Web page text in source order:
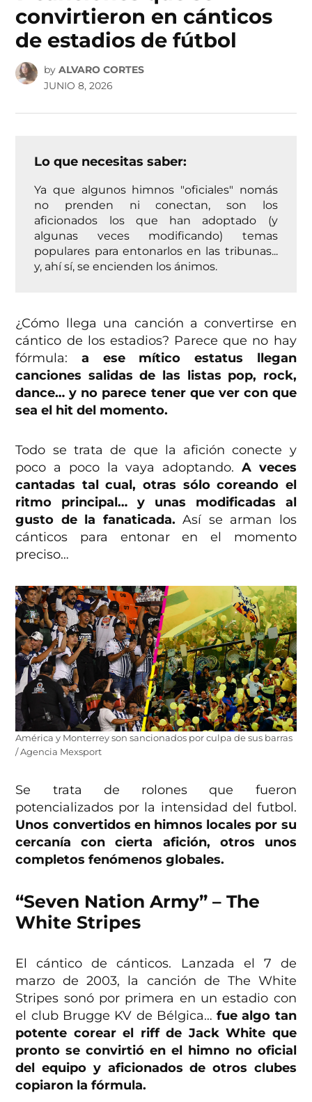
convirtieron en cánticos
de estadios de fútbol
by ALVARO CORTES
JUNIO 8, 2026
Lo que necesitas saber:
Ya que algunos himnos "oficiales" nomás
no prenden ni conectan, son los
aficionados los que han adoptado (y
algunas veces modificando) temas
populares para entonarlos en las tribunas...
y, ahí sí, se encienden los ánimos.
¿Cómo llega una canción a convertirse en
cántico de los estadios? Parece que no hay
fórmula: a ese mítico estatus llegan
canciones salidas de las listas pop, rock,
dance… y no parece tener que ver con que
sea el hit del momento.
Todo se trata de que la afición conecte y
poco a poco la vaya adoptando. A veces
cantadas tal cual, otras sólo coreando el
ritmo principal… y unas modificadas al
gusto de la fanaticada.Así se arman los
cánticos para entonar en el momento
preciso…
América y Monterrey son sancionados por culpa de sus barras
/ Agencia Mexsport
Se trata de rolones que fueron
potencializados por la intensidad del futbol.
Unos convertidos en himnos locales por su
cercanía con cierta afición, otros unos
completos fenómenos globales.
“Seven Nation Army” – The
White Stripes
El cántico de cánticos. Lanzada el 7 de
marzo de 2003, la canción de The White
Stripes sonó por primera en un estadio con
el club Brugge KV de Bélgica…fue algo tan
potente corear el riff de Jack White que
pronto se convirtió en el himno no oficial
del equipo y aficionados de otros clubes
copiaron la fórmula.